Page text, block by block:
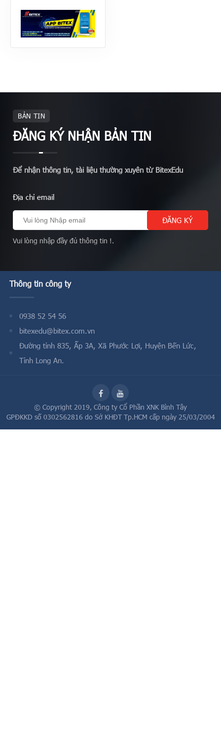
BẢN TIN
ĐĂNG KÝ NHẬN BẢN TIN
Để nhận thông tin, tài liệu thường xuyên từ BitexEdu
Địa chỉ email
Vui lòng nhập đầy đủ thông tin !.
Thông tin công ty
0938 52 54 56
bitexedu@bitex.com.vn
Đường tỉnh 835, Ấp 3A, Xã Phước Lợi, Huyện Bến Lức,
Tỉnh Long An.
© Copyright 2019, Công ty Cổ Phần XNK Bình Tây
GPĐKKD số 0302562816 do Sở KHĐT Tp.HCM cấp ngày 25/03/2004